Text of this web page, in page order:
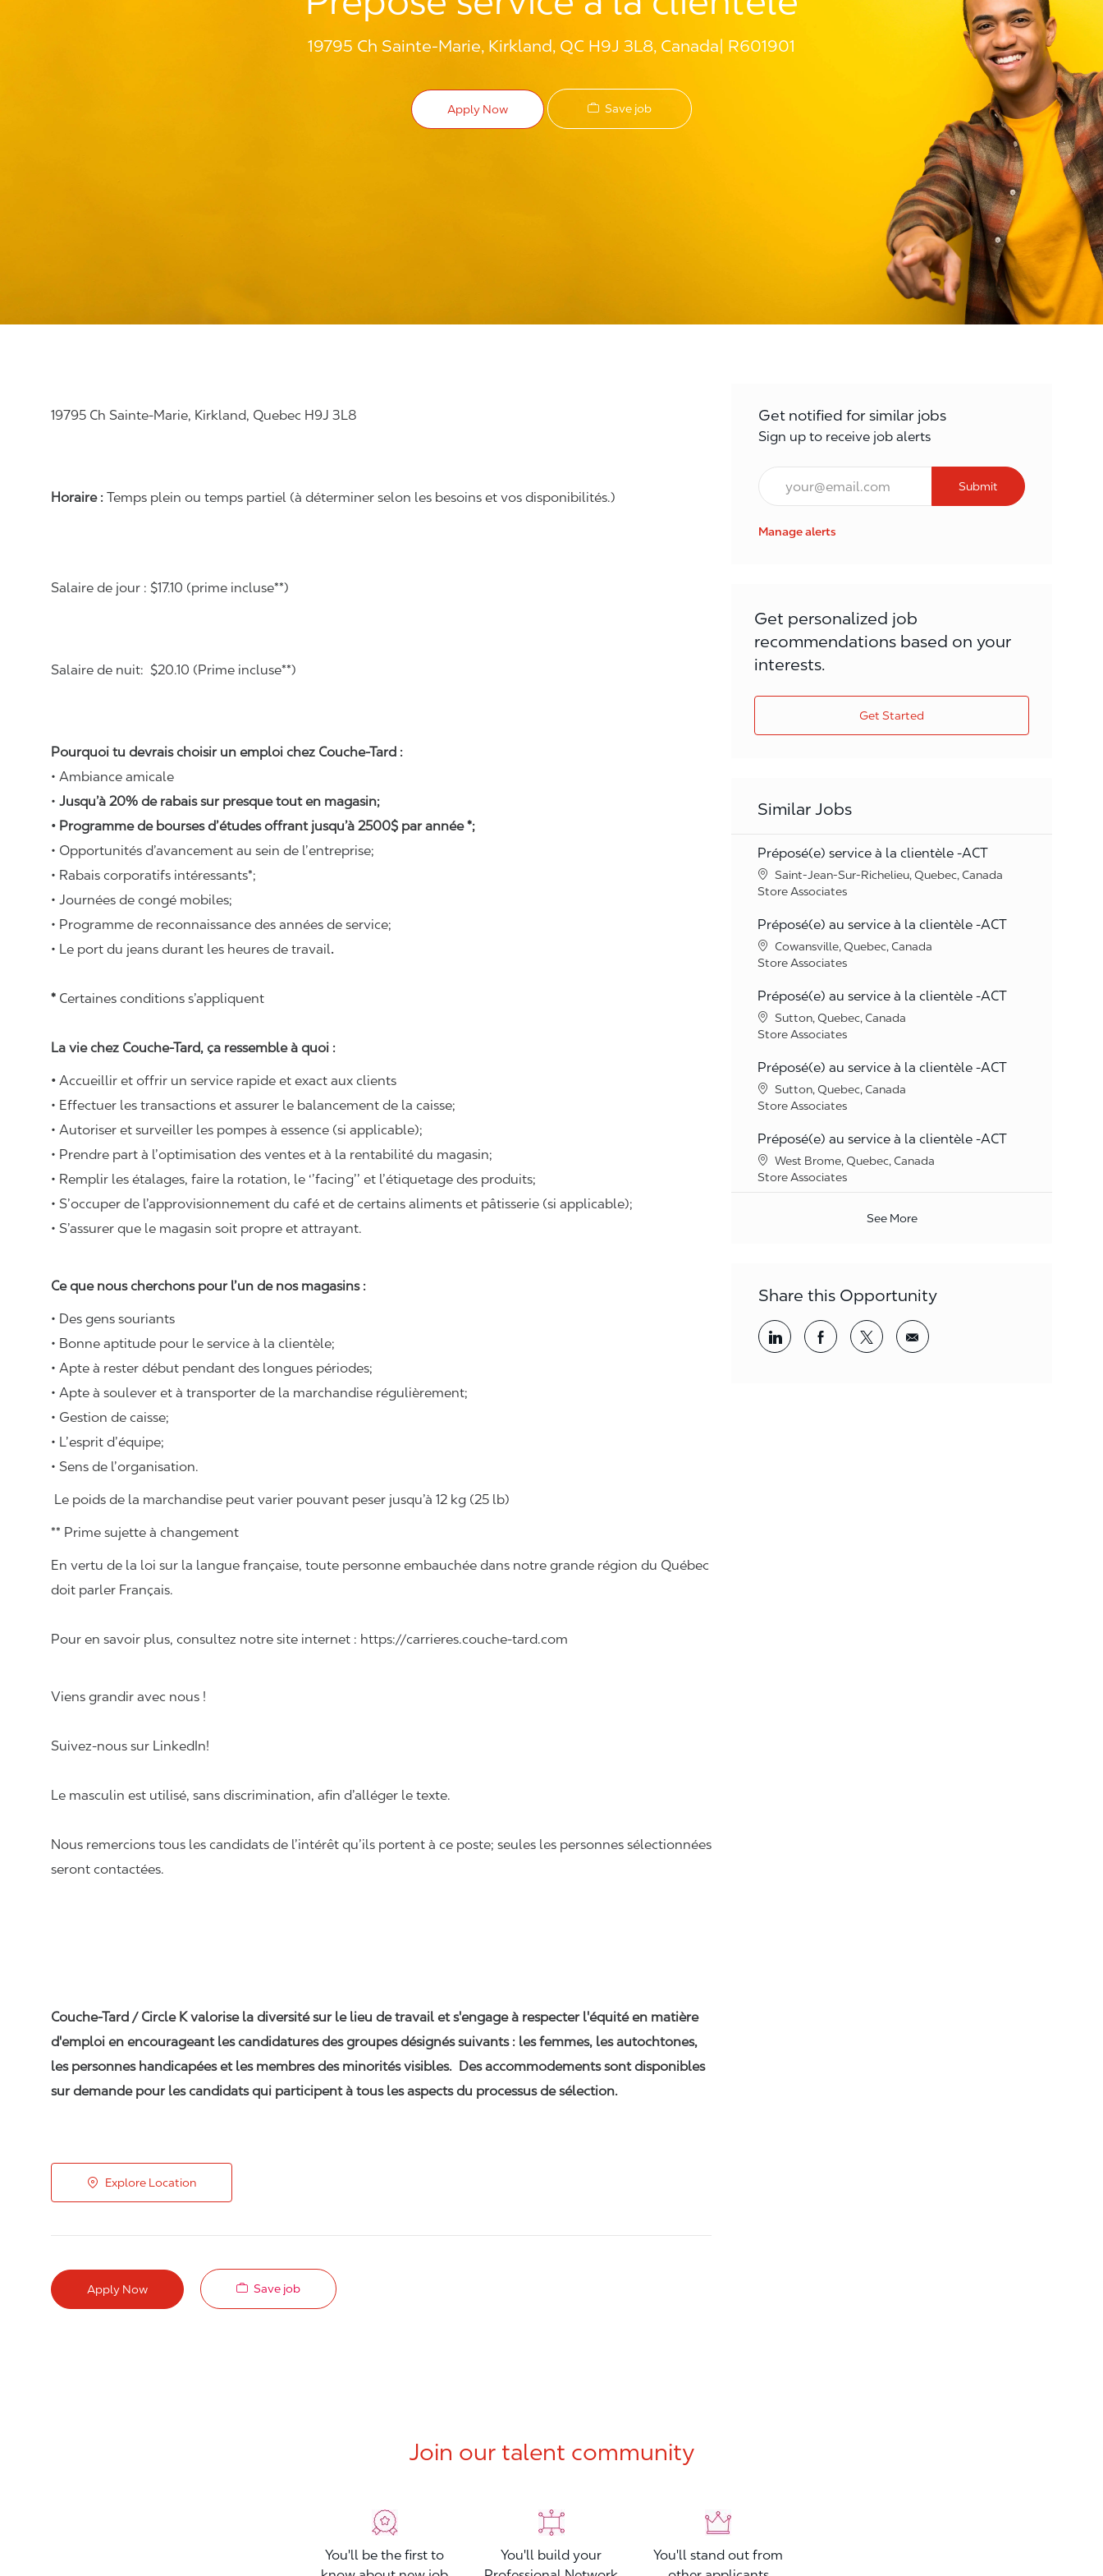
19795 Ch Sainte-Marie, Kirkland, QC H9J 3L8, Canada R601901
Apply Now Save job
19795 Ch Sainte-Marie, Kirkland, Quebec H9J 3L8
Horaire : Temps plein ou temps partiel (à déterminer selon les besoins et vos disponibilités.)
Salaire de jour : $17.10 (prime incluse**)
Salaire de nuit: $20.10 (Prime incluse**)
Pourquoi tu devrais choisir un emploi chez Couche-Tard :
• Ambiance amicale
• Jusqu’à 20% de rabais sur presque tout en magasin;
• Programme de bourses d’études offrant jusqu’à 2500$ par année *;
• Opportunités d’avancement au sein de l’entreprise;
• Rabais corporatifs intéressants*;
• Journées de congé mobiles;
• Programme de reconnaissance des années de service;
• Le port du jeans durant les heures de travail.
* Certaines conditions s’appliquent
La vie chez Couche-Tard, ça ressemble à quoi :
• Accueillir et offrir un service rapide et exact aux clients
• Effectuer les transactions et assurer le balancement de la caisse;
• Autoriser et surveiller les pompes à essence (si applicable);
• Prendre part à l’optimisation des ventes et à la rentabilité du magasin;
• Remplir les étalages, faire la rotation, le ‘’facing’’ et l’étiquetage des produits;
• S’occuper de l’approvisionnement du café et de certains aliments et pâtisserie (si applicable);
• S’assurer que le magasin soit propre et attrayant.
Ce que nous cherchons pour l’un de nos magasins :
• Des gens souriants
• Bonne aptitude pour le service à la clientèle;
• Apte à rester début pendant des longues périodes;
• Apte à soulever et à transporter de la marchandise régulièrement;
• Gestion de caisse;
• L’esprit d’équipe;
• Sens de l’organisation.
Le poids de la marchandise peut varier pouvant peser jusqu’à 12 kg (25 lb)
** Prime sujette à changement
En vertu de la loi sur la langue française, toute personne embauchée dans notre grande région du Québec
doit parler Français.
Pour en savoir plus, consultez notre site internet : https://carrieres.couche-tard.com
Viens grandir avec nous !
Suivez-nous sur LinkedIn!
Le masculin est utilisé, sans discrimination, afin d’alléger le texte.
Nous remercions tous les candidats de l’intérêt qu’ils portent à ce poste; seules les personnes sélectionnées
seront contactées.
Couche-Tard / Circle K valorise la diversité sur le lieu de travail et s'engage à respecter l'équité en matière
d'emploi en encourageant les candidatures des groupes désignés suivants : les femmes, les autochtones,
les personnes handicapées et les membres des minorités visibles. Des accommodements sont disponibles
sur demande pour les candidats qui participent à tous les aspects du processus de sélection.
Explore Location
Apply Now Save job
Get notified for similar jobs
Sign up to receive job alerts
Email*
Submit
Manage alerts
Get personalized job
recommendations based on your
interests.
Get Started
Similar Jobs
Préposé(e) service à la clientèle -ACT
Location
Saint-Jean-Sur-Richelieu, Quebec, Canada
Category
Store Associates
Préposé(e) au service à la clientèle -ACT
Location
Cowansville, Quebec, Canada
Category
Store Associates
Préposé(e) au service à la clientèle -ACT
Location
Sutton, Quebec, Canada
Category
Store Associates
Préposé(e) au service à la clientèle -ACT
Location
Sutton, Quebec, Canada
Category
Store Associates
Préposé(e) au service à la clientèle -ACT
Location
West Brome, Quebec, Canada
Category
Store Associates
See More
Share this Opportunity
Share via LinkedInShare via Facebook
Share via twitterShare via email
Join our talent community
You'll be the first to
You'll build your
You'll stand out from